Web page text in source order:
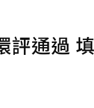
評通過